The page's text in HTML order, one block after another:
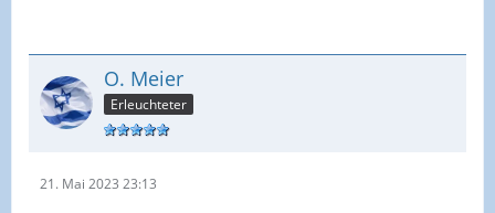
O. Meier
Erleuchteter
21. Mai 2023 23:13